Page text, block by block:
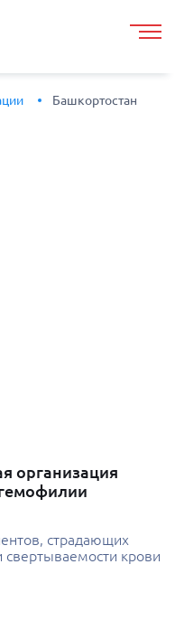
Башкортостан
организация
страдающих
крови